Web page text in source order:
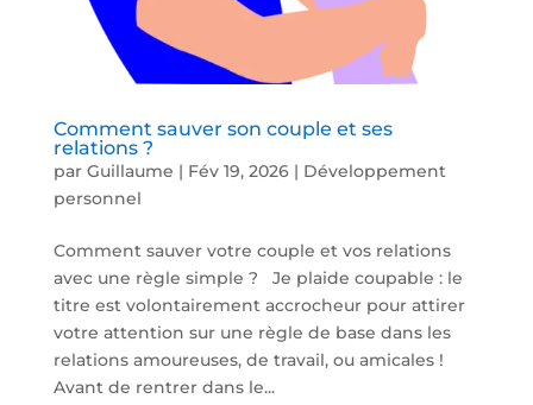
Comment sauver son couple et ses
relations ?
par Guillaume | Fév 19, 2026| Développement
personnel
Comment sauver votre couple et vos relations
avec une règle simple ? Je plaide coupable : le
titre est volontairement accrocheur pour attirer
votre attention sur une règle de base dans les
relations amoureuses, de travail, ou amicales !
Avant de rentrer dans le...